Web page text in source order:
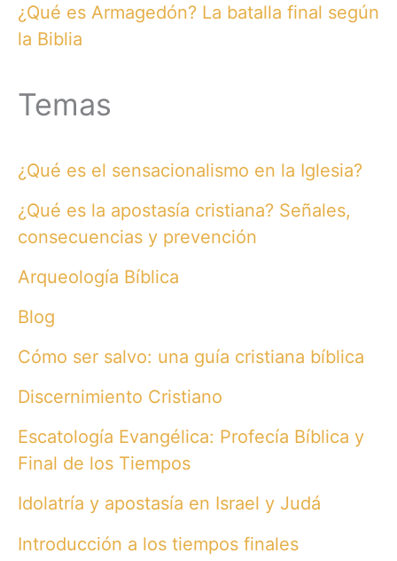
¿Qué es Armagedón? La batalla final según
la Biblia
Temas
¿Qué es el sensacionalismo en la Iglesia?
¿Qué es la apostasía cristiana? Señales,
consecuencias y prevención
Arqueología Bíblica
Blog
Cómo ser salvo: una guía cristiana bíblica
Discernimiento Cristiano
Escatología Evangélica: Profecía Bíblica y
Final de los Tiempos
Idolatría y apostasía en Israel y Judá
Introducción a los tiempos finales